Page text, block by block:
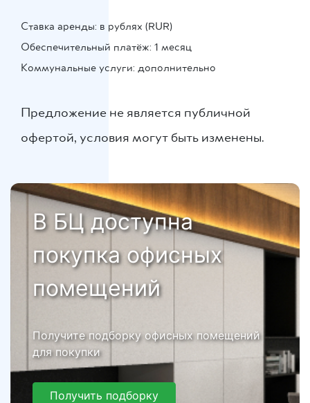
Ставка аренды: в рублях (RUR)
Обеспечительный платёж: 1 месяц
Коммунальные услуги: дополнительно
Предложение не является публичной
офертой, условия могут быть изменены.
В БЦ доступна
покупка офисных
помещений
Получите подборку офисных помещений
для покупки
Получить подборку